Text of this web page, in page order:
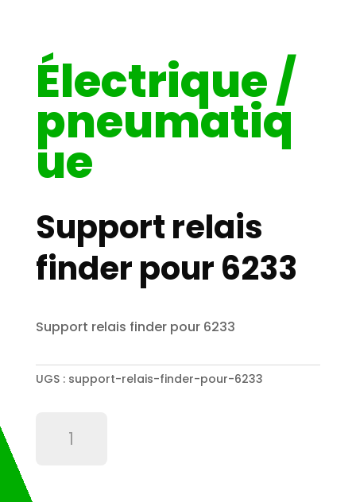
Électrique /
pneumatiq
ue
Support relais
finder pour 6233
Support relais finder pour 6233
UGS : support-relais-finder-pour-6233